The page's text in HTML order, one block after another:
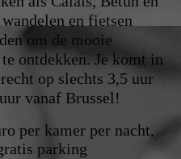
en fietsen
om de mooie
ontdekken. Je komt in
op slechts 3,5 uur
vanaf Brussel!
per kamer per nacht,
parking